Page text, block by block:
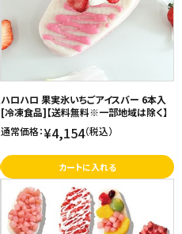
ハロハロ 果実氷いちごアイスバー 6本入
[冷凍食品]【送料無料※一部地域は除く】
通常価格：¥4,154（税込）
カートに入れる